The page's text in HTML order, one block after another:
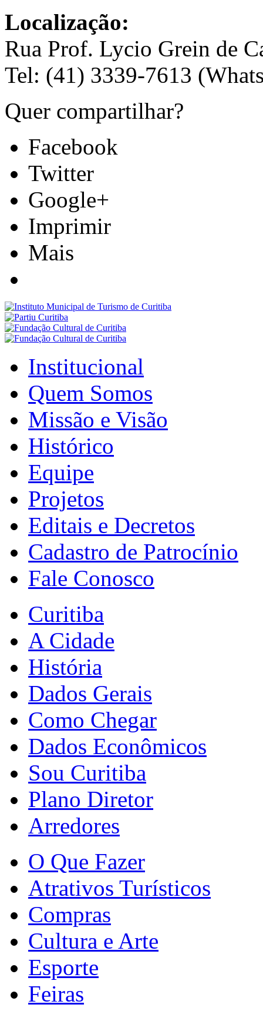
Localização:
Rua Prof. Lycio Grein de
Tel: (41) 3339-7613
Quer compartilhar?
Facebook
Twitter
Google+
Imprimir
Mais
Institucional
Quem Somos
Missão e Visão
Histórico
Equipe
Projetos
Editais e Decretos
Cadastro de Patrocínio
Fale Conosco
Curitiba
A Cidade
História
Dados Gerais
Como Chegar
Dados Econômicos
Sou Curitiba
Plano Diretor
Arredores
O Que Fazer
Atrativos Turísticos
Compras
Cultura e Arte
Esporte
Feiras